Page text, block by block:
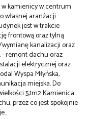
kamienicy w centrum
własnej aranżacji.
jest w trakcie
frontową oraz tylną
kanalizacji oraz
remont dachu oraz
elektrycznej oraz
Wyspa Młyńska,
miejska. Do
5,1m2 Kamienica
przez co jest spokojnie